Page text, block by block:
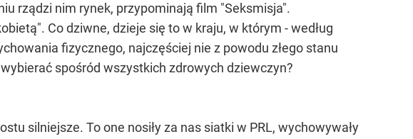
rządzi nim rynek, przypominają film "Seksmisja".
Co dziwne, dzieje się to w kraju, w którym - według
fizycznego, najczęściej nie z powodu złego stanu
spośród wszystkich zdrowych dziewczyn?
silniejsze. To one nosiły za nas siatki w PRL, wychowywały